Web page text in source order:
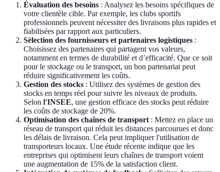
Évaluation des besoins : Analysez les besoins spécifiques de
votre clientèle cible. Par exemple, les clubs sportifs
professionnels peuvent nécessiter des livraisons plus rapides et
fiabilisées par rapport aux particuliers.
Sélection des fournisseurs et partenaires logistiques :
Choisissez des partenaires qui partagent vos valeurs,
notamment en termes de durabilité et d’efficacité. Que ce soit
pour le stockage ou le transport, un bon partenariat peut
réduire significativement les coûts.
Gestion des stocks : Utilisez des systèmes de gestion des
stocks en temps réel pour suivre les niveaux de produits.
Selon l'INSEE, une gestion efficace des stocks peut réduire
les coûts de stockage de 20%.
Optimisation des chaînes de transport : Mettez en place un
réseau de transport qui réduit les distances parcourues et donc
les délais de livraison. Cela peut impliquer l'utilisation de
transporteurs locaux. Une étude récente indique que les
entreprises qui optimisent leurs chaînes de transport voient
une augmentation de 15% de la satisfaction client.